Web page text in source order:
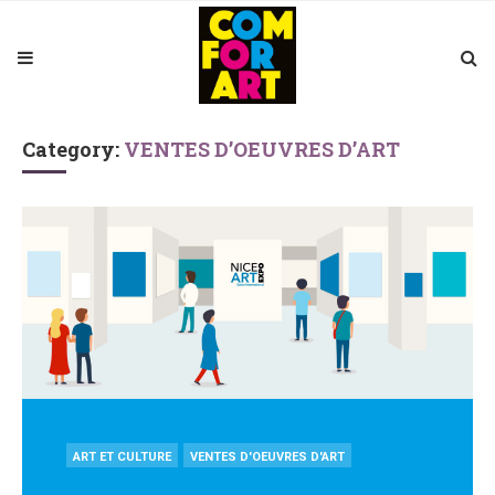
Category: VENTES D’OEUVRES D’ART
POSTED
IN
ART ET CULTURE VENTES D'OEUVRES D'ART